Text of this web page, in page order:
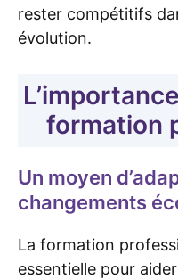
rester compétitifs
évolution.
formation
Un moyen
changements
La formation
essentielle pour